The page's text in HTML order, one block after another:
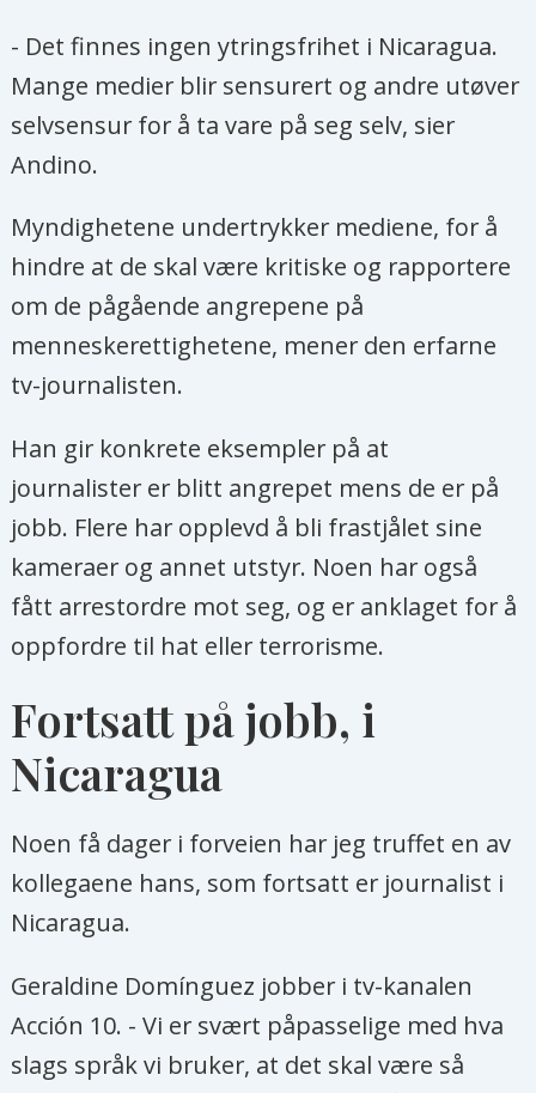
- Det finnes ingen ytringsfrihet i Nicaragua.
Mange medier blir sensurert og andre utøver
selvsensur for å ta vare på seg selv, sier
Andino.
Myndighetene undertrykker mediene, for å
hindre at de skal være kritiske og rapportere
om de pågående angrepene på
menneskerettighetene, mener den erfarne
tv-journalisten.
Han gir konkrete eksempler på at
journalister er blitt angrepet mens de er på
jobb. Flere har opplevd å bli frastjålet sine
kameraer og annet utstyr. Noen har også
fått arrestordre mot seg, og er anklaget for å
oppfordre til hat eller terrorisme.
Fortsatt på jobb, i
Nicaragua
Noen få dager i forveien har jeg truffet en av
kollegaene hans, som fortsatt er journalist i
Nicaragua.
Geraldine Domínguez jobber i tv-kanalen
Acción 10. - Vi er svært påpasselige med hva
slags språk vi bruker, at det skal være så